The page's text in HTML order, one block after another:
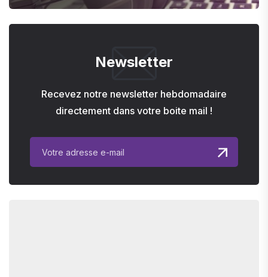
Newsletter
Recevez notre newsletter hebdomadaire
directement dans votre boite mail !